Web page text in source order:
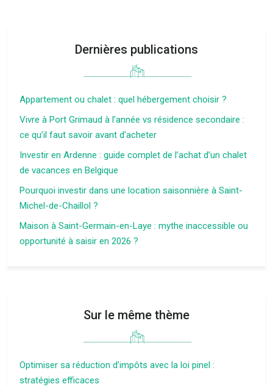
Dernières publications
Appartement ou chalet : quel hébergement choisir ?
Vivre à Port Grimaud à l’année vs résidence secondaire :
ce qu’il faut savoir avant d’acheter
Investir en Ardenne : guide complet de l’achat d’un chalet
de vacances en Belgique
Pourquoi investir dans une location saisonnière à Saint-
Michel-de-Chaillol ?
Maison à Saint-Germain-en-Laye : mythe inaccessible ou
opportunité à saisir en 2026 ?
Sur le même thème
Optimiser sa réduction d’impôts avec la loi pinel :
stratégies efficaces